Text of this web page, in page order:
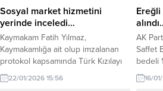
faaliyetleri paylaştı. Bakanlık Basın...
Sosyal market hizmetini
yerinde inceledi…
Kaymakam Fatih Yılmaz,
Kaymakamlığa ait olup imzalanan
protokol kapsamında Türk Kızılayı
Kdz. Ereğli Şube Başkanlığı
tarafından vatandaşlara hizmet
22/01/2026 15:56
Ereğli
AK
Saffet
bedeli
16/